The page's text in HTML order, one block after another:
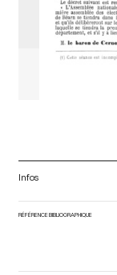
Infos
RÉFÉRENCE BIBLIOGRAPHIQUE